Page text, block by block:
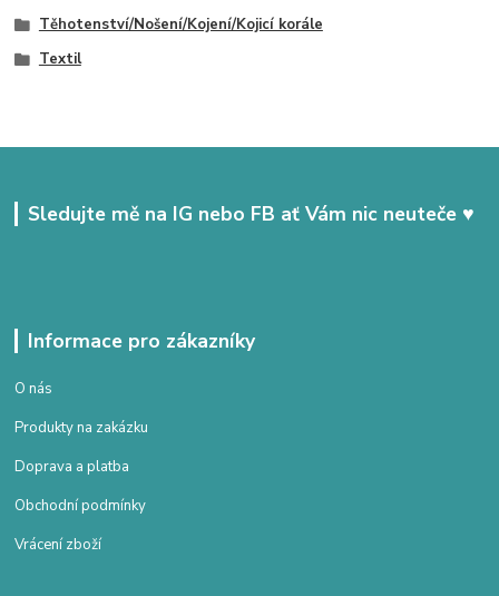
Těhotenství/Nošení/Kojení/Kojicí korále
Textil
Sledujte mě na IG nebo FB ať Vám nic neuteče ♥
Informace pro zákazníky
O nás
Produkty na zakázku
Doprava a platba
Obchodní podmínky
Vrácení zboží